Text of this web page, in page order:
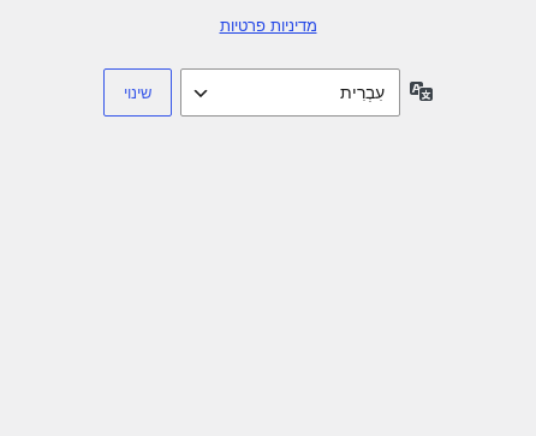
מדיניות פרטיות
שפה